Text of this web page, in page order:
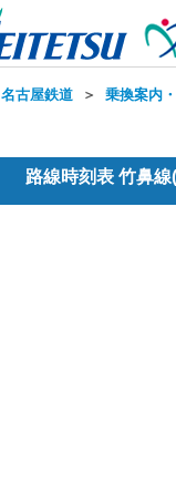
名古屋鉄道 ＞ 乗換案内
路線時刻表 竹鼻